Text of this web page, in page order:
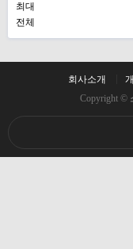
최대
전체
회사소개
Copyright ©